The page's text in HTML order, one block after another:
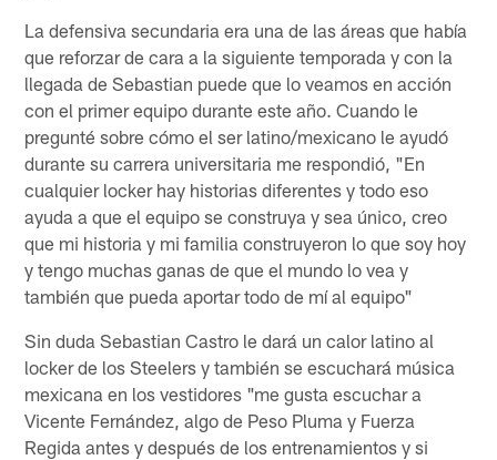
La defensiva secundaria era una de las áreas que había
que reforzar de cara a la siguiente temporada y con la
llegada de Sebastian puede que lo veamos en acción
con el primer equipo durante este año. Cuando le
pregunté sobre cómo el ser latino/mexicano le ayudó
durante su carrera universitaria me respondió, "En
cualquier locker hay historias diferentes y todo eso
ayuda a que el equipo se construya y sea único, creo
que mi historia y mi familia construyeron lo que soy hoy
y tengo muchas ganas de que el mundo lo vea y
también que pueda aportar todo de mí al equipo"
Sin duda Sebastian Castro le dará un calor latino al
locker de los Steelers y también se escuchará música
mexicana en los vestidores "me gusta escuchar a
Vicente Fernández, algo de Peso Pluma y Fuerza
Regida antes y después de los entrenamientos y si